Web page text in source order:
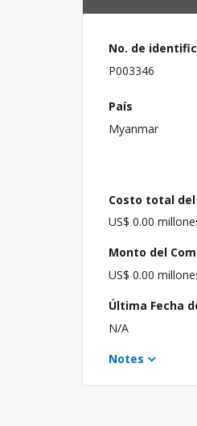
No. de
P003346
País
Myanmar
Costo total
US$ 0.00
Monto del
US$ 0.00
Última Fecha
N/A
Notes